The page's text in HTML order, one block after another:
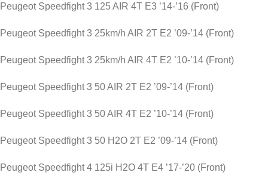
Peugeot Speedfight 3 125 AIR 4T E3 ’14-’16 (Front)
Peugeot Speedfight 3 25km/h AIR 2T E2 ’09-’14 (Front)
Peugeot Speedfight 3 25km/h AIR 4T E2 ’10-’14 (Front)
Peugeot Speedfight 3 50 AIR 2T E2 ’09-’14 (Front)
Peugeot Speedfight 3 50 AIR 4T E2 ’10-’14 (Front)
Peugeot Speedfight 3 50 H2O 2T E2 ’09-’14 (Front)
Peugeot Speedfight 4 125i H2O 4T E4 ’17-’20 (Front)